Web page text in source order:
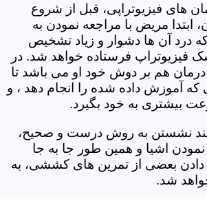
های فیزیوتراپی، قبل از شروع
ابتدا مریض با مراجعه نمودن به
درد آن ها دشوار و زیاد تشخیص
فیزیوتراپ فرستاده خواهد شد. در
درمان هم بر دوش خود او می باشد تا
آموزش داده شده را انجام دهد ، و
بیشتری به خود بگیرد.
نشستن به روش درست و صحیح،
نمودن اشیا و همین طور جا به جا
دادن بعضی از تمرین های کششی، به
شد.